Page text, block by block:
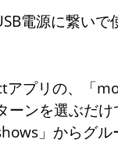
電源に繋いで
プリの、「
ーンを選ぶだけ
」からグル